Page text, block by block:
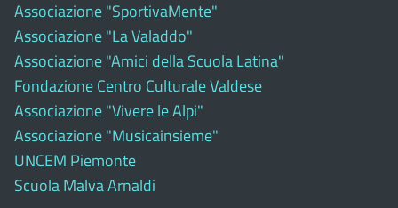
Associazione "SportivaMente"
Associazione "La Valaddo"
Associazione "Amici della Scuola Latina"
Fondazione Centro Culturale Valdese
Associazione "Vivere le Alpi"
Associazione "Musicainsieme"
UNCEM Piemonte
Scuola Malva Arnaldi